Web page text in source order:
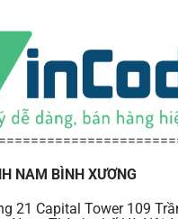
NAM BÌNH XƯƠNG
21 Capital Tower 109